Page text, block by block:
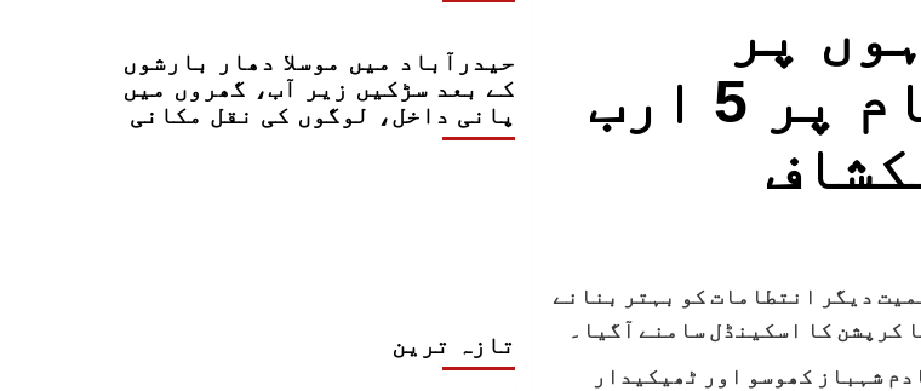
پر
ترقیاتی کاموں کے نام پر 5 ارب
دیگر انتطامات کو بہتر بنانے
کرپشن کا اسکینڈل سامنے آگیا۔
شہباز کھوسو اور ٹھیکیدار
حیدرآباد میں موسلا دھار بارشوں
کے بعد سڑکیں زیر آب، گھروں میں
پانی داخل، لوگوں کی نقل مکانی
تازہ ترین